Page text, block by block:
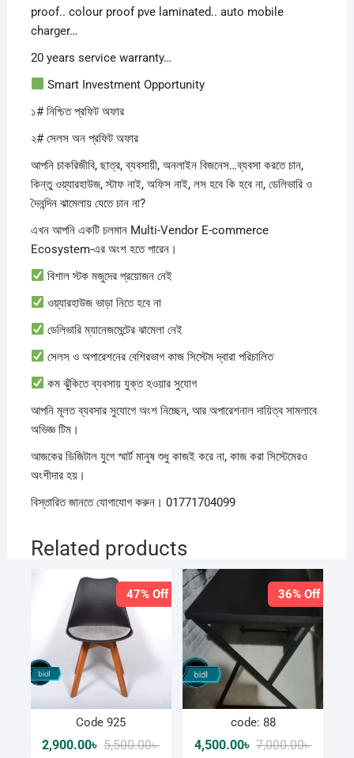
proof.. colour proof pve laminated.. auto mobile
charger…
20 years service warranty…
Smart Investment Opportunity
১# নিশ্চিত প্রফিট অফার
২# সেলস অন প্রফিট অফার
আপনি চাকরিজীবি, ছাত্র, ব্যবসায়ী, অনলাইন বিজনেস…ব্যবসা করতে চান,
কিন্তু ওয়্যারহাউজ, স্টাফ নাই, অফিস নাই, লস হবে কি হবে না, ডেলিভারি ও
দৈনন্দিন ঝামেলায় যেতে চান না?
এখন আপনি একটি চলমান Multi-Vendor E-commerce
Ecosystem-এর অংশ হতে পারেন।
বিশাল স্টক মজুদের প্রয়োজন নেই
ওয়্যারহাউজ ভাড়া নিতে হবে না
ডেলিভারি ম্যানেজমেন্টের ঝামেলা নেই
সেলস ও অপারেশনের বেশিরভাগ কাজ সিস্টেম দ্বারা পরিচালিত
কম ঝুঁকিতে ব্যবসায় যুক্ত হওয়ার সুযোগ
আপনি মূলত ব্যবসার সুযোগে অংশ নিচ্ছেন, আর অপারেশনাল দায়িত্ব সামলাবে
অভিজ্ঞ টিম।
আজকের ডিজিটাল যুগে স্মার্ট মানুষ শুধু কাজই করে না, কাজ করা সিস্টেমেরও
অংশীদার হয়।
বিস্তারিত জানতে যোগাযোগ করুন। 01771704099
Related products
47% Off
Code 925
5,500.00৳Original
2,900.00৳
Current
36% Off
code: 88
7,000.00৳Original
4,500.00৳
Current